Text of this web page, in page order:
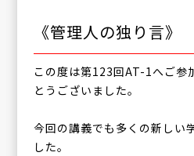
《管理人の独り言》
この度は第123回AT-1へご参
とうございました。
今回の講義でも多くの新しい
した。